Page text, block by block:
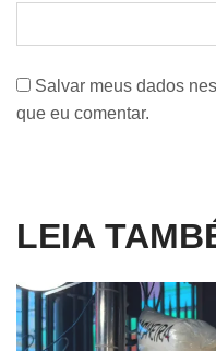
Salvar meus dados
que eu comentar.
LEIA